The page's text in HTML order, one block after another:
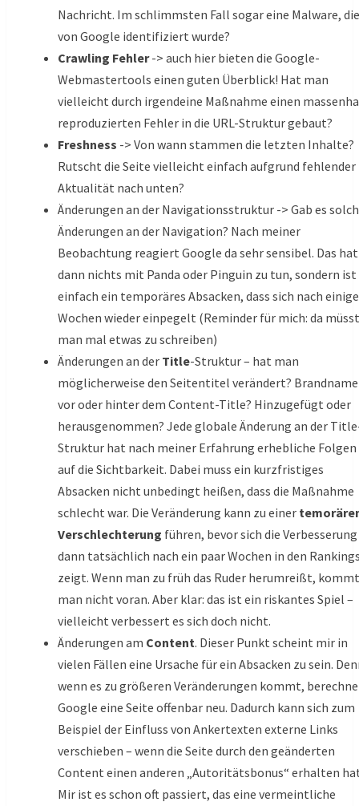
Nachricht. Im schlimmsten Fall sogar eine Malware, die
von Google identifiziert wurde?
Crawling Fehler-> auch hier bieten die Google-
Webmastertools einen guten Überblick! Hat man
vielleicht durch irgendeine Maßnahme einen
reproduzierten Fehler in die URL-Struktur gebaut?
Freshness -> Von wann stammen die letzten Inhalte?
Rutscht die Seite vielleicht einfach aufgrund fehlender
Aktualität nach unten?
Änderungen an der Navigationsstruktur -> Gab es
Änderungen an der Navigation? Nach meiner
Beobachtung reagiert Google da sehr sensibel. Das hat
dann nichts mit Panda oder Pinguin zu tun, sondern ist
einfach ein temporäres Absacken, dass sich nach
Wochen wieder einpegelt (Reminder für mich: da
man mal etwas zu schreiben)
Änderungen an der Title-Struktur – hat man
möglicherweise den Seitentitel verändert? Brandname
vor oder hinter dem Content-Title? Hinzugefügt oder
herausgenommen? Jede globale Änderung an der
Struktur hat nach meiner Erfahrung erhebliche Folgen
auf die Sichtbarkeit. Dabei muss ein kurzfristiges
Absacken nicht unbedingt heißen, dass die Maßnahme
schlecht war. Die Veränderung kann zu einer
Verschlechterung führen, bevor sich die Verbesserung
dann tatsächlich nach ein paar Wochen in den
zeigt. Wenn man zu früh das Ruder herumreißt, kommt
man nicht voran. Aber klar: das ist ein riskantes Spiel –
vielleicht verbessert es sich doch nicht.
Änderungen am Content. Dieser Punkt scheint mir in
vielen Fällen eine Ursache für ein Absacken zu sein.
wenn es zu größeren Veränderungen kommt,
Google eine Seite offenbar neu. Dadurch kann sich zum
Beispiel der Einfluss von Ankertexten externe Links
verschieben – wenn die Seite durch den geänderten
Content einen anderen „Autoritätsbonus“ erhalten
Mir ist es schon oft passiert, das eine vermeintliche